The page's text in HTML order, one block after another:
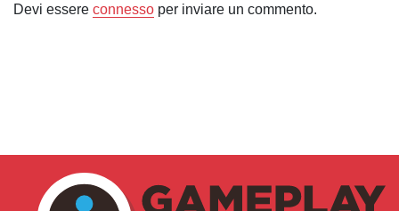
Devi essere connesso per inviare un commento.